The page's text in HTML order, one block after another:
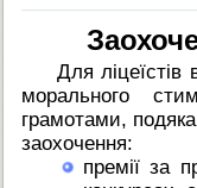
Для ліцеїстів
морального
грамотами,
заохочення:
премії за